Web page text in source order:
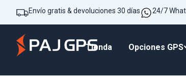
Envío gratis & devoluciones 30 días 24/7
Tienda Opciones GPS